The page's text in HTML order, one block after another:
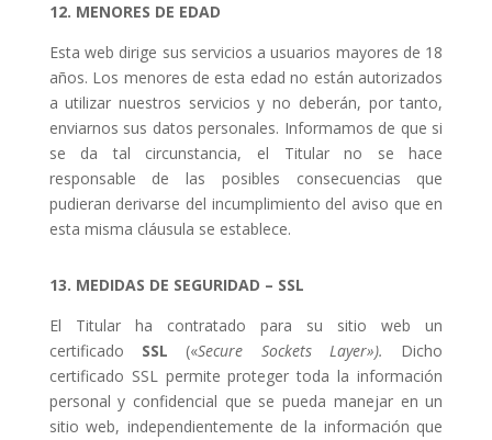
12. MENORES DE EDAD
Esta web dirige sus servicios a usuarios mayores de 18
años. Los menores de esta edad no están autorizados
a utilizar nuestros servicios y no deberán, por tanto,
enviarnos sus datos personales. Informamos de que si
se da tal circunstancia, el Titular no se hace
responsable de las posibles consecuencias que
pudieran derivarse del incumplimiento del aviso que en
esta misma cláusula se establece.
13. MEDIDAS DE SEGURIDAD – SSL
El Titular ha contratado para su sitio web un
certificado
SSL («Secure Sockets Layer»).
Dicho
certificado SSL permite proteger toda la información
personal y confidencial que se pueda manejar en un
sitio web, independientemente de la información que